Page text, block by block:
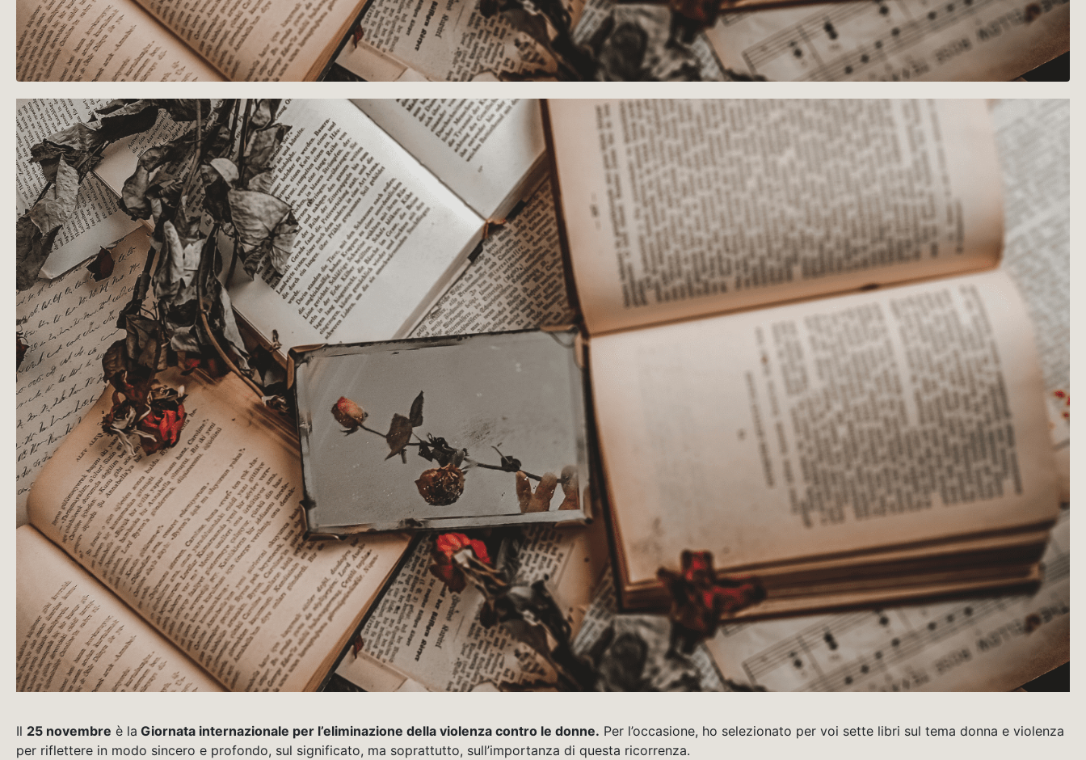
Il 25 novembre è la Giornata internazionale per l’eliminazione della violenza contro le donne. Per l’occasione, ho selezionato per voi sette libri sul tema donna e violenza
per riflettere in modo sincero e profondo, sul significato, ma soprattutto, sull’importanza di questa ricorrenza.